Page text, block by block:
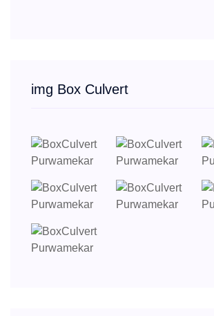
img Box Culvert